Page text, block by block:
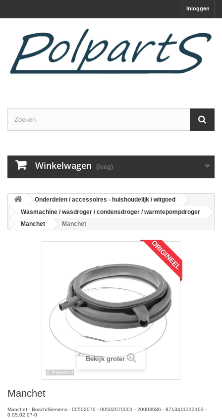
Inloggen
Winkelwagen (leeg)
Onderdelen / accessoires - huishoudelijk / witgoed
Wasmachine / wasdroger / condensdroger / warmtepompdroger
Manchet
Manchet
ORIGINEEL
Bekijk groter
Manchet
Manchet - Bosch/Siemens - 00502070 - 00502070001 - 20003686 - 8713411313103 -
0.05.02.07-0